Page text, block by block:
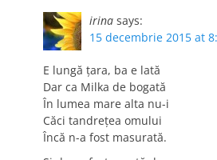
irina says:
15 decembrie 2015 at
E lungă țara, ba e lată
Dar ca Milka de bogată
În lumea mare alta nu-i
Căci tandrețea omului
Încă n-a fost masurată.